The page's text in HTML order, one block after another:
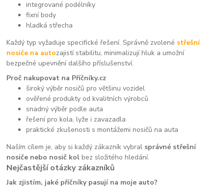
integrované podélníky
fixní body
hladká střecha
Každý typ vyžaduje specifické řešení. Správně zvolené střešní
nosiče na autozajistí stabilitu, minimalizují hluk a umožní
bezpečné upevnění dalšího příslušenství.
Proč nakupovat na Příčníky.cz
široký výběr nosičů pro většinu vozidel
ověřené produkty od kvalitních výrobců
snadný výběr podle auta
řešení pro kola, lyže i zavazadla
praktické zkušenosti s montážemi nosičů na auta
Naším cílem je, aby si každý zákazník vybral správné střešní
nosiče nebo nosič kol bez složitého hledání.
Nejčastější otázky zákazníků
Jak zjistím, jaké příčníky pasují na moje auto?